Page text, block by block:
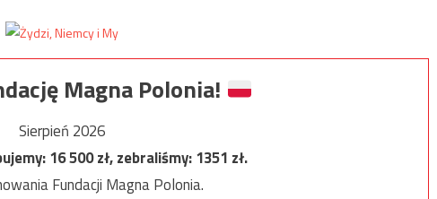
Magna Polonia!
Sierpień 2026
16 500zł, zebraliśmy:1351 zł.
Fundacji Magna Polonia.